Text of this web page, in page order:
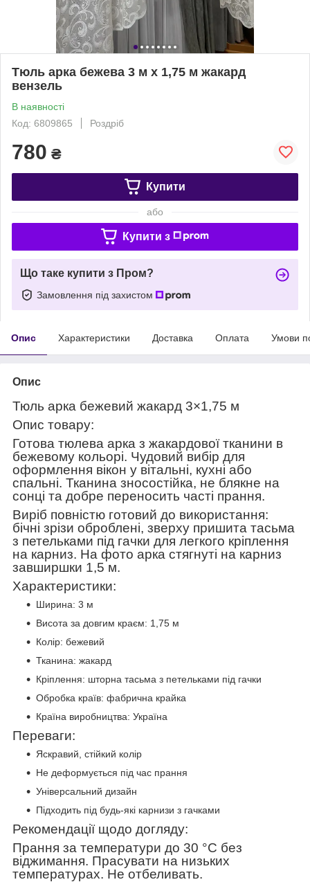
Тюль арка бежева 3 м х 1,75 м жакард
вензель
В наявності
Код: 6809865
Роздріб
780 ₴
Купити
або
Купити з
Що таке купити з Пром?
Замовлення під захистом
Опис Характеристики Доставка Оплата Умови
Опис
Тюль арка бежевий жакард 3×1,75 м
Опис товару:
Готова тюлева арка з жакардової тканини в
бежевому кольорі. Чудовий вибір для
оформлення вікон у вітальні, кухні або
спальні. Тканина зносостійка, не блякне на
сонці та добре переносить часті прання.
Виріб повністю готовий до використання:
бічні зрізи оброблені, зверху пришита тасьма
з петельками під гачки для легкого кріплення
на карниз. На фото арка стягнуті на карниз
завширшки 1,5 м.
Характеристики:
Ширина: 3 м
Висота за довгим краєм: 1,75 м
Колір: бежевий
Тканина: жакард
Кріплення: шторна тасьма з петельками під гачки
Обробка країв: фабрична крайка
Країна виробництва: Україна
Переваги:
Яскравий, стійкий колір
Не деформується під час прання
Універсальний дизайн
Підходить під будь-які карнизи з гачками
Рекомендації щодо догляду:
Прання за температури до 30 °C без
віджимання. Прасувати на низьких
температурах. Не отбеливать.